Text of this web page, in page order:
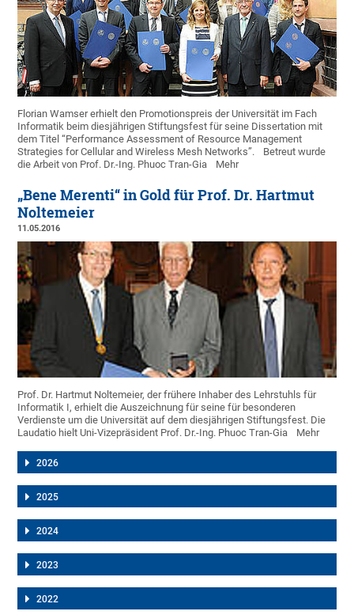
Florian Wamser erhielt den Promotionspreis der Universität im Fach
Informatik beim diesjährigen Stiftungsfest für seine Dissertation mit
dem Titel “Performance Assessment of Resource Management
Strategies for Cellular and Wireless Mesh Networks”.
Betreut wurde
die Arbeit von Prof. Dr.-Ing. Phuoc Tran-Gia
Mehr
„Bene Merenti“ in Gold für Prof. Dr. Hartmut
Noltemeier
11.05.2016
Prof. Dr. Hartmut Noltemeier, der frühere Inhaber des Lehrstuhls für
Informatik I, erhielt die Auszeichnung für seine für besonderen
Verdienste um die Universität auf dem diesjährigen Stiftungsfest. Die
Laudatio hielt Uni-Vizepräsident Prof. Dr.-Ing. Phuoc Tran-Gia
Mehr
2026
2025
2024
2023
2022